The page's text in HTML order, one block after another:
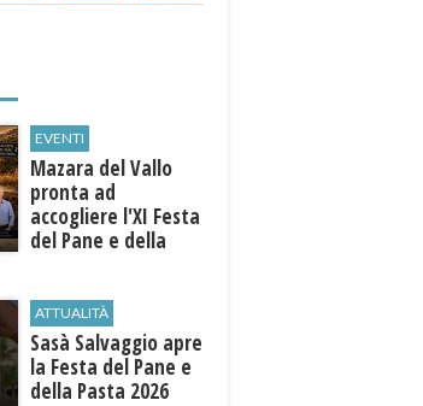
EVENTI
Mazara del Vallo
pronta ad
accogliere l'XI Festa
del Pane e della
ATTUALITÀ
Sasà Salvaggio apre
la Festa del Pane e
della Pasta 2026